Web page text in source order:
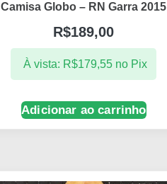
Camisa Globo – RN Garra 2015
R$189,00
À vista: R$179,55 no Pix
Adicionar ao carrinho